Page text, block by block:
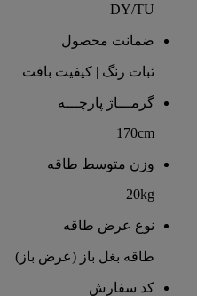
DY/TU
ضمانت محصول
ثبات رنگ | کیفیت بافت
گرمـــاژ پارچـــه
170cm
وزن متوسط طاقه
20kg
نوع عرض طاقه
طاقه بغل باز (عرض باز)
کد سفارش